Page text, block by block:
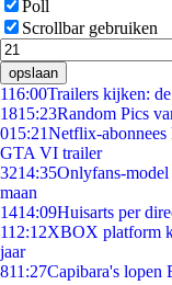
Poll
Scrollbar gebruiken
opslaan
116:00Trailers kijken:
1815:23Random Pics
015:21Netflix-abonnees
GTA VI trailer
3214:35Onlyfans-
maan
1414:09Huisarts per
112:12XBOX platform
jaar
811:27Capibara's lopen